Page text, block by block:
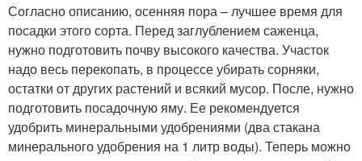
Согласно описанию, осенняя пора – лучшее время для
посадки этого сорта. Перед заглублением саженца,
нужно подготовить почву высокого качества. Участок
надо весь перекопать, в процессе убирать сорняки,
остатки от других растений и всякий мусор. После, нужно
подготовить посадочную яму. Ее рекомендуется
удобрить минеральными удобрениями (два стакана
минерального удобрения на 1 литр воды). Теперь можно